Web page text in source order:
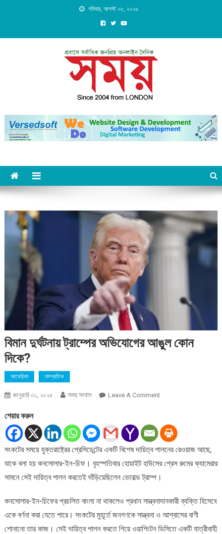
শনিবার, আগস্ট ০৮, ২০২৬
Daily Shomoy, Since 2004
from LONDON
বিমান দুর্ঘটনায় ট্রাম্পের অভিযোগের আঙুল কোন
দিকে?
আমেরিকা সাম্প্রতিক
জানুয়ারি ৩১, ২০২৫ সময় সংবাদ Leave A CommentOn
ট্রাম্পের
অভিযোগের
আঙুল
কোন
দিকে?
শেয়ার করুন
সংকটের সময়ে যুক্তরাষ্ট্রের প্রেসিডেন্টের একটি বিশেষ দায়িত্ব পালনের রেওয়াজ আছে,
যাকে বলা হয় কনসোলার-ইন-চিফ। বৃহস্পতিবার হোয়াইট হাউসের প্রেস রুমের ক্যামেরার
সামনে সেই দায়িত্ব পালন করতেই দাঁড়িয়েছিলেন ডোনাল্ড ট্রাম্প।
কনসোলার-ইন-চিফের প্রচলিত বাংলা না থাকলেও প্রধান সান্ত্বনাদানকারী ব্যক্তি হিসেবে
একে বর্ণনা করা যেতে পারে। সংকটের মুহূর্তে জনগণকে সান্ত্বনা ও আশ্বাসের বাণী
শোনানো তার কাজ। সেই দায়িত্ব পালন করতে গিয়ে ওয়াশিংটন ডিসিতে একটি যাত্রীবাহী